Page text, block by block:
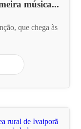
música...
que chega às